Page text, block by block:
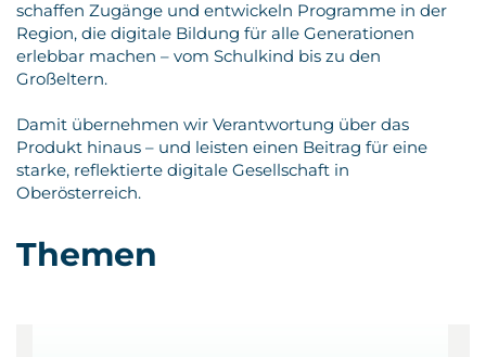
schaffen Zugänge und entwickeln Programme in der
Region, die digitale Bildung für alle Generationen
erlebbar machen – vom Schulkind bis zu den
Großeltern.
Damit übernehmen wir Verantwortung über das
Produkt hinaus – und leisten einen Beitrag für eine
starke, reflektierte digitale Gesellschaft in
Oberösterreich.
Themen